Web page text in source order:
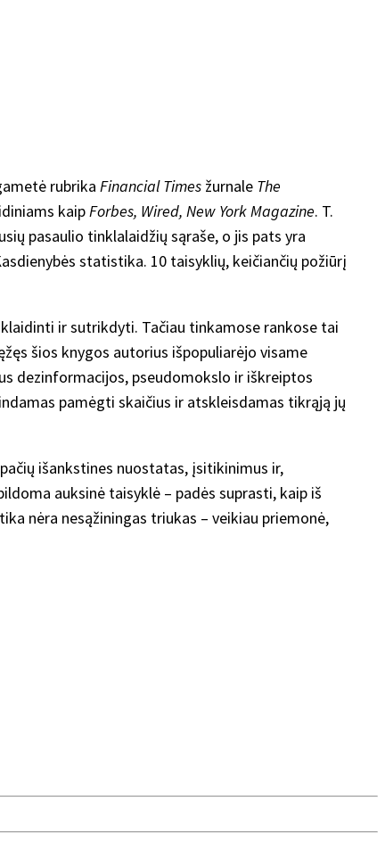
rubrika Financial Times žurnale The
kaipForbes, Wired, New York Magazine. T.
pasaulio tinklalaidžių sąraše, o jis pats yra
statistika. 10 taisyklių, keičiančių požiūrį
ir sutrikdyti. Tačiau tinkamose rankose tai
šios knygos autorius išpopuliarėjo visame
dezinformacijos, pseudomokslo ir iškreiptos
pamėgti skaičius ir atskleisdamas tikrąją jų
išankstines nuostatas, įsitikinimus ir,
auksinė taisyklė – padės suprasti, kaip iš
nėra nesąžiningas triukas – veikiau priemonė,